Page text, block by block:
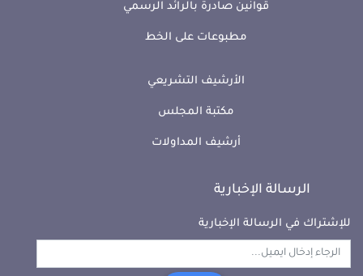
قوانين صادرة بالرائد الرسمي
مطبوعات على الخط
الأرشيف التشريعي
مكتبة المجلس
أرشيف المداولات
الرسالة الإخبارية
للإشتراك في الرسالة الإخبارية